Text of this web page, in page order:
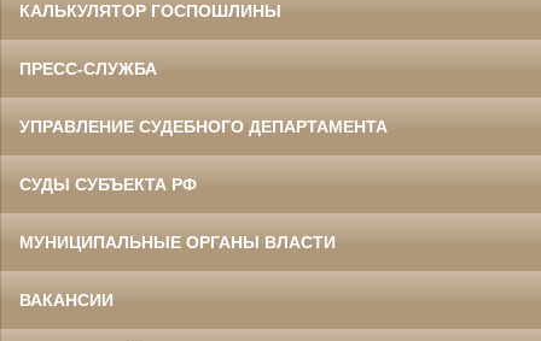
КАЛЬКУЛЯТОР ГОСПОШЛИНЫ
ПРЕСС-СЛУЖБА
УПРАВЛЕНИЕ СУДЕБНОГО ДЕПАРТАМЕНТА
СУДЫ СУБЪЕКТА РФ
МУНИЦИПАЛЬНЫЕ ОРГАНЫ ВЛАСТИ
ВАКАНСИИ